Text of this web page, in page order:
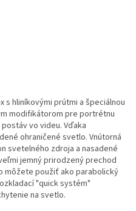
s hliníkovými prútmi a špeciálnou
modifikátorom pre portrétnu
vo videu. Vďaka
ohraničené svetlo. Vnútorná
svetelného zdroja a nasadené
jemný prirodzený prechod
môžete použiť ako parabolický
"quick systém"
na svetlo.